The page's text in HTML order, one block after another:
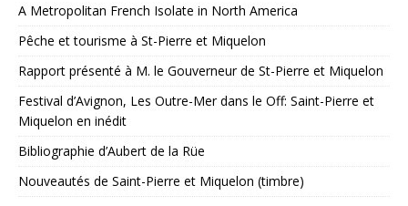
A Metropolitan French Isolate in North America
Pêche et tourisme à St-Pierre et Miquelon
Rapport présenté à M. le Gouverneur de St-Pierre et Miquelon
Festival d’Avignon, Les Outre-Mer dans le Off: Saint-Pierre et
Miquelon en inédit
Bibliographie d’Aubert de la Rüe
Nouveautés de Saint-Pierre et Miquelon (timbre)